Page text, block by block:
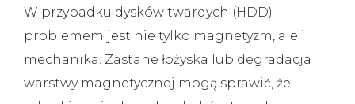
W przypadku dysków twardych (HDD)
problemem jest nie tylko magnetyzm, ale i
mechanika. Zastane łożyska lub degradacja
warstwy magnetycznej mogą sprawić, że